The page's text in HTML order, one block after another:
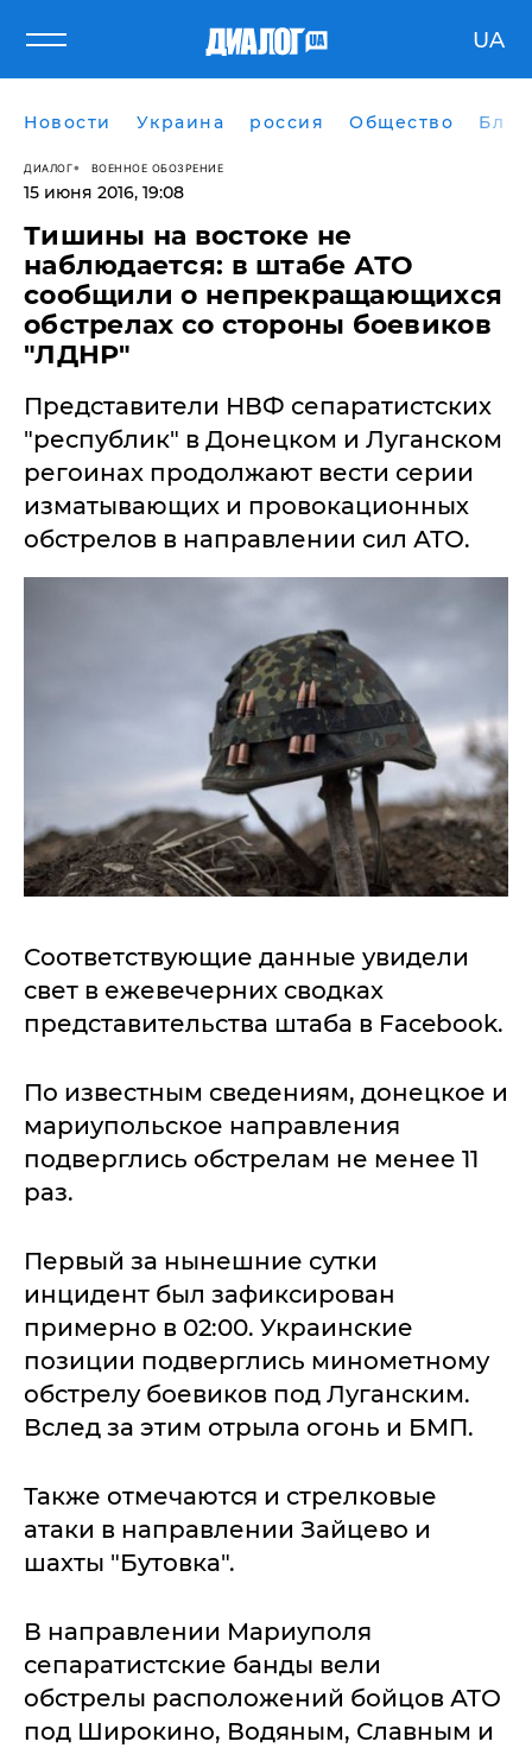
UA
Новости Украина россия Общество
ДИАЛОГ ВОЕННОЕ ОБОЗРЕНИЕ
15 июня 2016, 19:08
Тишины на востоке не
наблюдается: в штабе АТО
сообщили о непрекращающихся
обстрелах со стороны боевиков
"ЛДНР"
Представители НВФ сепаратистских
"республик" в Донецком и Луганском
регоинах продолжают вести серии
изматывающих и провокационных
обстрелов в направлении сил АТО.
Соответствующие данные увидели
свет в ежевечерних сводках
представительства штаба в Facebook.
По известным сведениям, донецкое и
мариупольское направления
подверглись обстрелам не менее 11
раз.
Первый за нынешние сутки
инцидент был зафиксирован
примерно в 02:00. Украинские
позиции подверглись минометному
обстрелу боевиков под Луганским.
Вслед за этим отрыла огонь и БМП.
Также отмечаются и стрелковые
атаки в направлении Зайцево и
шахты "Бутовка".
В направлении Мариуполя
сепаратистские банды вели
обстрелы расположений бойцов АТО
под Широкино, Водяным, Славным и